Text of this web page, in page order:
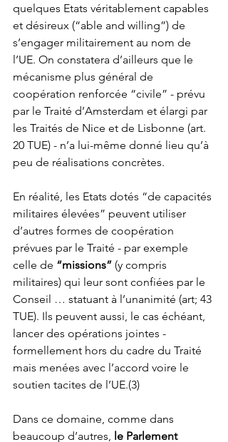
quelques Etats véritablement capables
et désireux (“able and willing”) de
s’engager militairement au nom de
l’UE. On constatera d’ailleurs que le
mécanisme plus général de
coopération renforcée “civile” - prévu
par le Traité d’Amsterdam et élargi par
les Traités de Nice et de Lisbonne (art.
20 TUE) - n’a lui-même donné lieu qu’à
peu de réalisations concrètes.
En réalité, les Etats dotés “de capacités
militaires élevées” peuvent utiliser
d’autres formes de coopération
prévues par le Traité - par exemple
celle de “missions” (y compris
militaires) qui leur sont confiées par le
Conseil … statuant à l’unanimité (art; 43
TUE). Ils peuvent aussi, le cas échéant,
lancer des opérations jointes -
formellement hors du cadre du Traité
mais menées avec l’accord voire le
soutien tacites de l’UE.(3)
Dans ce domaine, comme dans
beaucoup d’autres, le Parlement